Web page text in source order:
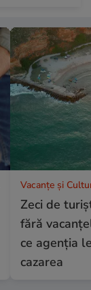
Vacanțe și
Zeci de
fără
ce agenția
cazarea